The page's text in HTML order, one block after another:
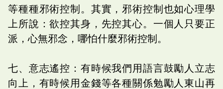
等種種邪術控制。其實，邪術控制也如心理學
上所說：欲控其身，先控其心。一個人只要正
派，心無邪念，哪怕什麼邪術控制。
七、意志遙控：有時候我們用語言鼓勵人立志
向上，有時候用金錢等各種關係勉勵人東山再